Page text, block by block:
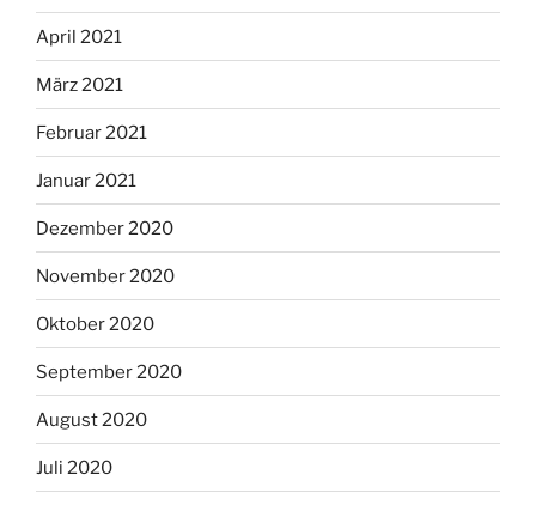
April 2021
März 2021
Februar 2021
Januar 2021
Dezember 2020
November 2020
Oktober 2020
September 2020
August 2020
Juli 2020